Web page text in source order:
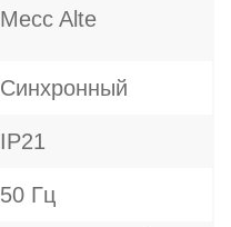
Mecc Alte
Синхронный
IP21
50 Гц